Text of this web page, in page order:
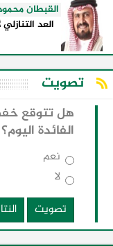
القبطان
العد
تصويت
هل تتوقع
الفائدة اليوم؟
نعم
لا
تصويت